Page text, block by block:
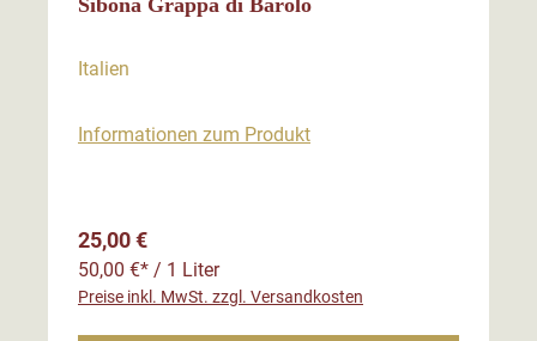
Sibona Grappa di Barolo
Italien
Informationen zum Produkt
Regulärer Preis:
25,00 €
50,00 €* / 1 Liter
Preise inkl. MwSt. zzgl. Versandkosten